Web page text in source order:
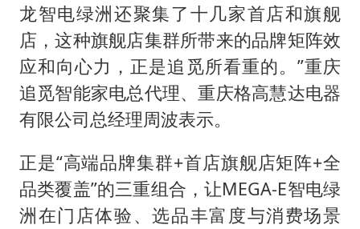
龙智电绿洲还聚集了十几家首店和旗舰
店，这种旗舰店集群所带来的品牌矩阵效
应和向心力，正是追觅所看重的。”重庆
追觅智能家电总代理、重庆格高慧达电器
有限公司总经理周波表示。
正是“高端品牌集群+首店旗舰店矩阵+全
品类覆盖”的三重组合，让MEGA-E智电绿
洲在门店体验、选品丰富度与消费场景